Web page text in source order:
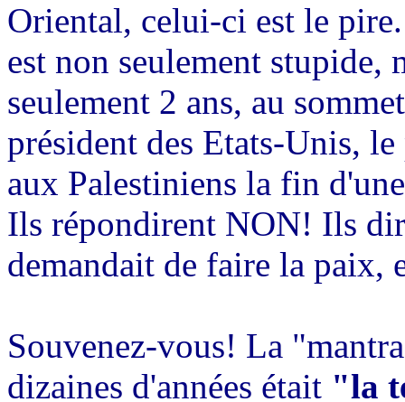
Oriental, celui-ci est le
est non seulement stupide,
seulement 2 ans, au
président des Etats-Unis,
aux Palestiniens la fin
Ils répondirent NON! Ils
demandait de faire la paix,
Souvenez-vous! La
dizaines d'années était "la